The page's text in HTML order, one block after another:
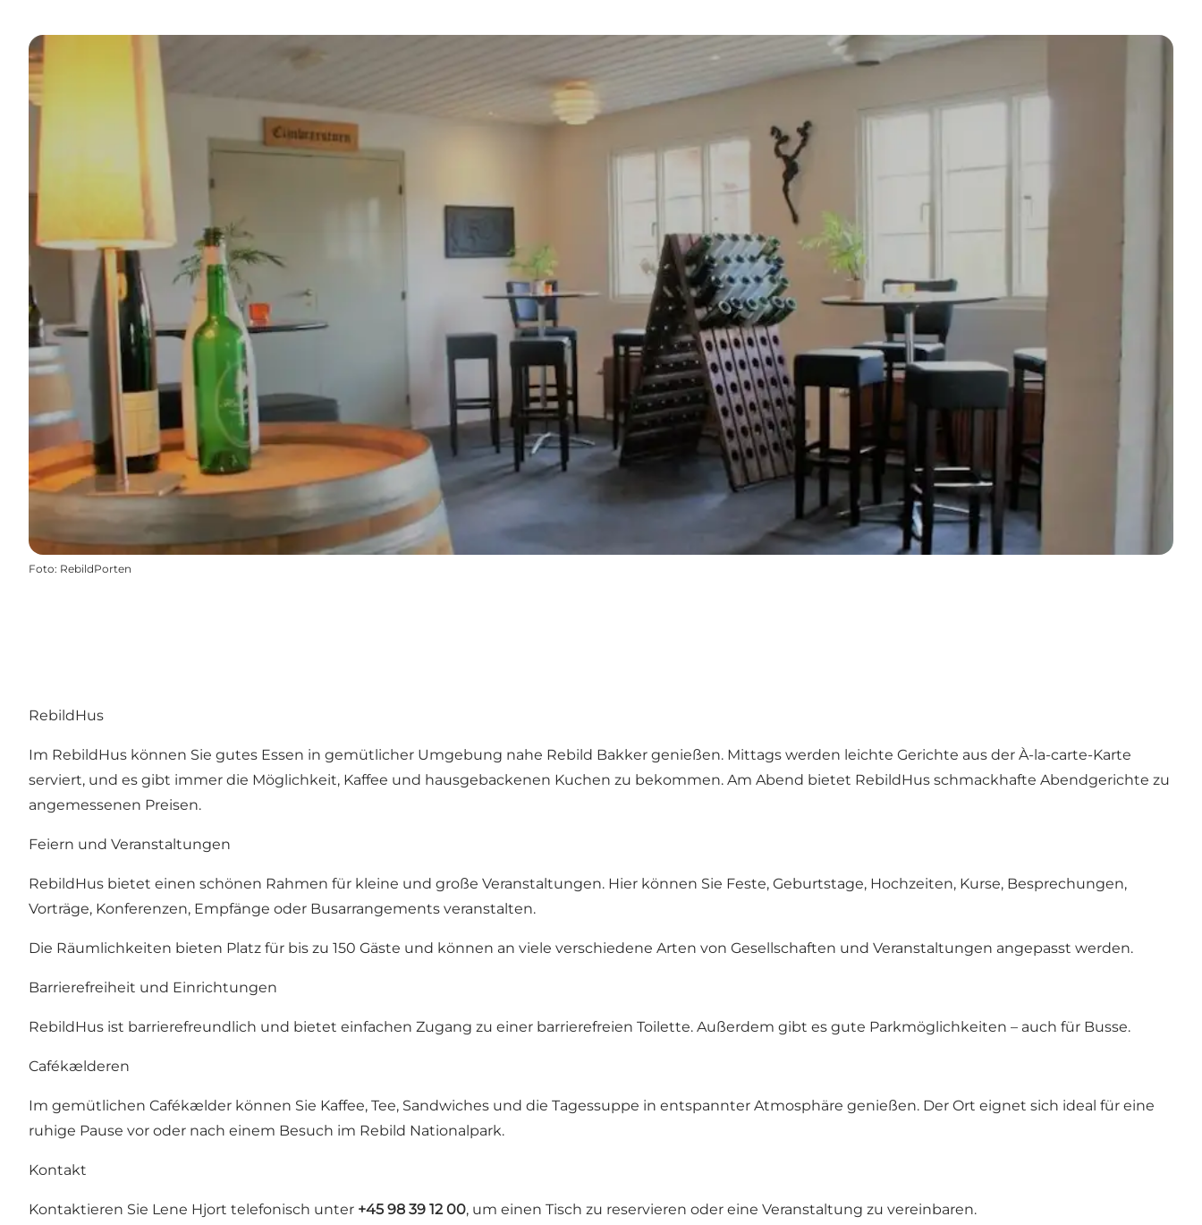
Foto: RebildPorten
RebildHus
Im RebildHus können Sie gutes Essen in gemütlicher Umgebung nahe Rebild Bakker genießen. Mittags werden leichte Gerichte aus der À-la-carte-Karte
serviert, und es gibt immer die Möglichkeit, Kaffee und hausgebackenen Kuchen zu bekommen. Am Abend bietet RebildHus schmackhafte Abendgerichte zu
angemessenen Preisen.
Feiern und Veranstaltungen
RebildHus bietet einen schönen Rahmen für kleine und große Veranstaltungen. Hier können Sie Feste, Geburtstage, Hochzeiten, Kurse, Besprechungen,
Vorträge, Konferenzen, Empfänge oder Busarrangements veranstalten.
Die Räumlichkeiten bieten Platz für bis zu 150 Gäste und können an viele verschiedene Arten von Gesellschaften und Veranstaltungen angepasst werden.
Barrierefreiheit und Einrichtungen
RebildHus ist barrierefreundlich und bietet einfachen Zugang zu einer barrierefreien Toilette. Außerdem gibt es gute Parkmöglichkeiten – auch für Busse.
Cafékælderen
Im gemütlichen Cafékælder können Sie Kaffee, Tee, Sandwiches und die Tagessuppe in entspannter Atmosphäre genießen. Der Ort eignet sich ideal für eine
ruhige Pause vor oder nach einem Besuch im Rebild Nationalpark.
Kontakt
Kontaktieren Sie Lene Hjort telefonisch unter +45 98 39 12 00, um einen Tisch zu reservieren oder eine Veranstaltung zu vereinbaren.